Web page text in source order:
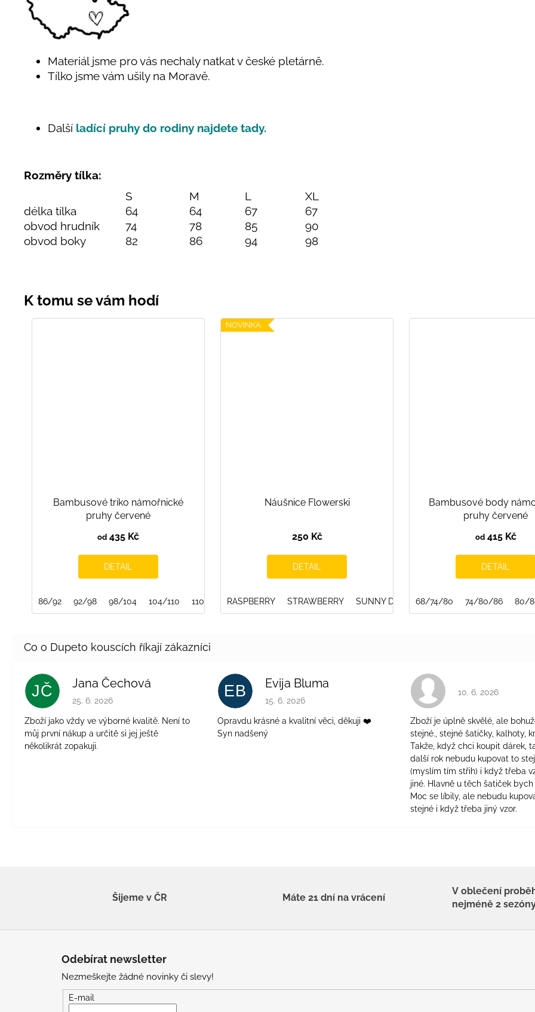
Materiál jsme pro vás nechaly natkat v české pletárně.
Tílko jsme vám ušily na Moravě.
Další ladící pruhy do rodiny najdete tady.
Rozměry tílka:
S
M L
XL
délka tílka
64 64 67
67
obvod hrudník
74 78 85
90
obvod boky
82 86 94 98
Bambusové triko námořnické
pruhy červené
od 435 Kč
DETAIL
86/92 92/98 98/104 104/110 110/116 116/122 122/128 128/134 134/140 140/146 152/158 158/164
NOVINKA
Náušnice Flowerski
250 Kč
DETAIL
RASPBERRY STRAWBERRY SUNNY DAY DEEP FOREST GRAPHITE
Bambusové body
pruhy červené
od415 Kč
DETAIL
68/74/80 74/80/86 80/
JČ Jana Čechová
Hodnocení obchodu je 5 z 5 hvězdiček.
25. 6. 2026
Zboží jako vždy ve výborné kvalitě. Není to
můj první nákup a určitě si jej ještě
několikrát zopakuji.
EB Evija Bluma
Hodnocení obchodu je 5 z 5 hvězdiček.
15. 6. 2026
Opravdu krásné a kvalitní věci, děkuji ❤️
Syn nadšený
Hodnocení
10. 6. 2026
Zboží je úplně skvělé, ale
stejné., stejné šatičky, kalhoty,
Takže, když chci koupit dárek,
další rok nebudu kupovat to
(myslím tím střih) i když třeba
jiné. Hlavně u těch šatiček
Moc se líbily, ale nebudu
stejné i když třeba jiný vzor.
Šijeme v ČR Máte 21 dní na vrácení
V oblečení
nejméně 2
Odebírat newsletter
Nezmeškejte žádné novinky či slevy!
E-mail